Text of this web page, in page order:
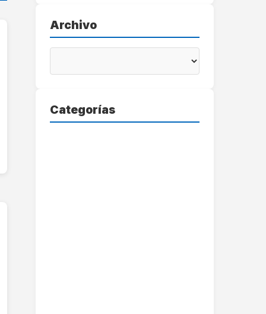
Archivo
Categorías